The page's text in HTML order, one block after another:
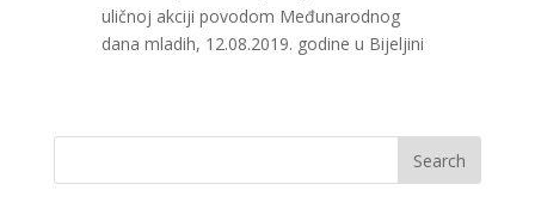
uličnoj akciji povodom Međunarodnog
dana mladih, 12.08.2019. godine u Bijeljini